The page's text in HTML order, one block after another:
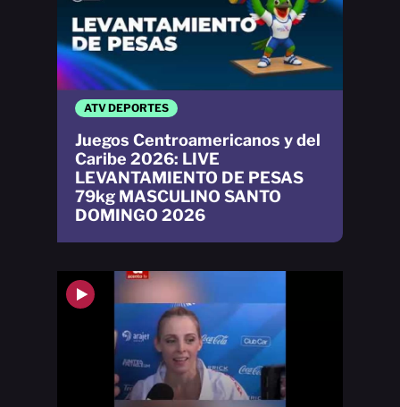
ATV DEPORTES
Juegos Centroamericanos y del
Caribe 2026: LIVE
LEVANTAMIENTO DE PESAS
79kg MASCULINO SANTO
DOMINGO 2026